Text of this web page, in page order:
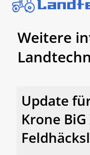
Weitere
Update
Krone